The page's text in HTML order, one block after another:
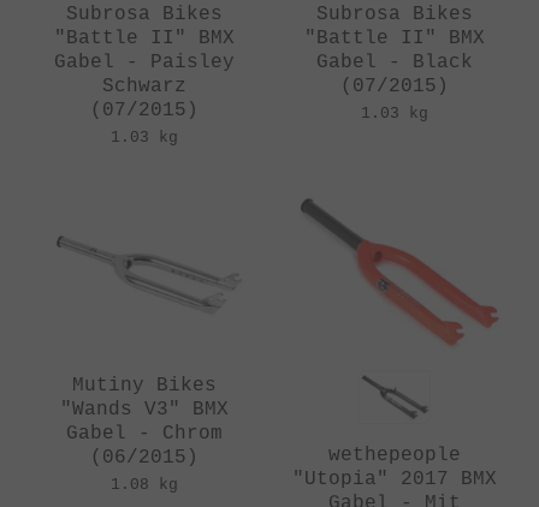
Subrosa Bikes
"Battle II" BMX
Gabel - Paisley
Schwarz
(07/2015)
1.03 kg
Subrosa Bikes
"Battle II" BMX
Gabel - Black
(07/2015)
1.03 kg
Mutiny Bikes
"Wands V3" BMX
Gabel - Chrom
(06/2015)
1.08 kg
wethepeople
"Utopia" 2017 BMX